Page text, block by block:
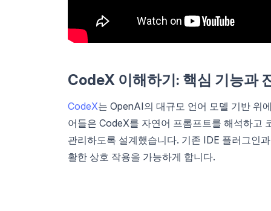
CodeX 이해하기: 핵심 기능과
CodeX는 OpenAI의 대규모 언어 모델 기반 위
어들은 CodeX를 자연어 프롬프트를 해석하고
관리하도록 설계했습니다. 기존 IDE 플러그인
활한 상호 작용을 가능하게 합니다.